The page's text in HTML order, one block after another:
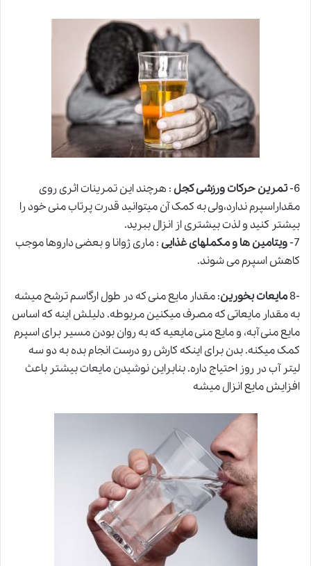
6- تمرین حرکات ورزشی کجل: هرچند این تمرینات اثری روی
مقداراسپرم ندارد،ولی به کمک آن میتوانید قدرت پرتاب منی خود را
بیشتر کنید و لذت بیشتری از انزال ببرید.
7- ویتامین ها و مکملهای غذایی: ماری ژوانا و بعضی داروها موجب
کاهش اسپرم می شوند.
-8 مایعات بخورین: مقدار مایع منی که در طول ارگاسم ترشح میشه
به مقدار مایعاتی که مصرف میکنین مربوطه. دلیلش اینه که اساس
مایع منی آبه، و مایع منی مایعیه که به روان بودن مسیر برای اسپرم
کمک میکنه. بدن برای اینکه کارش رو درست انجام بده به دو سه
لیتر آب در روز احتیاج داره. بنابراین نوشیدن مایعات بیشتر باعث
افزایش مایع انزال میشه